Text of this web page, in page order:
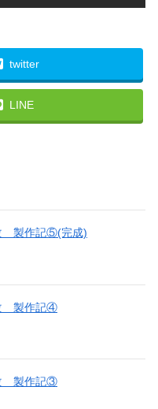
twitter
LINE
製作記⑤(完成)
製作記④
製作記③